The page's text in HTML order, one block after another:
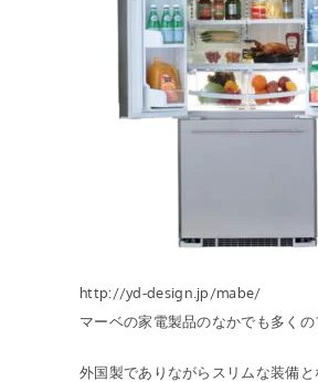
http://yd-design.jp/mabe/
マーベの家電製品のなかでも多く
外国製でありながらスリムな装備